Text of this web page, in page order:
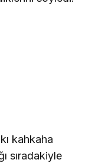
kahkaha
sıradakiyle